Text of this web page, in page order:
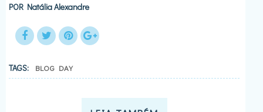
POR Natália Alexandre
TAGS: BLOG DAY